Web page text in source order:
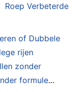
Roep Verbeterde
of Dubbele
rijen
zonder
formule...